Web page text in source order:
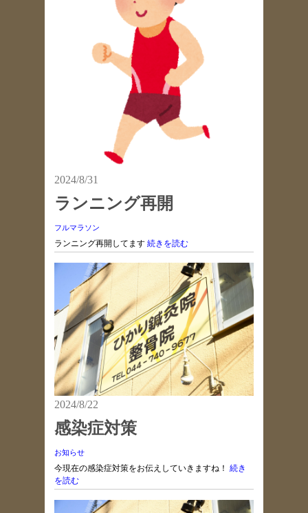
2024/8/31
ランニング再開
フルマラソン
ランニング再開してます 続きを読む
2024/8/22
感染症対策
お知らせ
今現在の感染症対策をお伝えしていきますね！ 続き
を読む